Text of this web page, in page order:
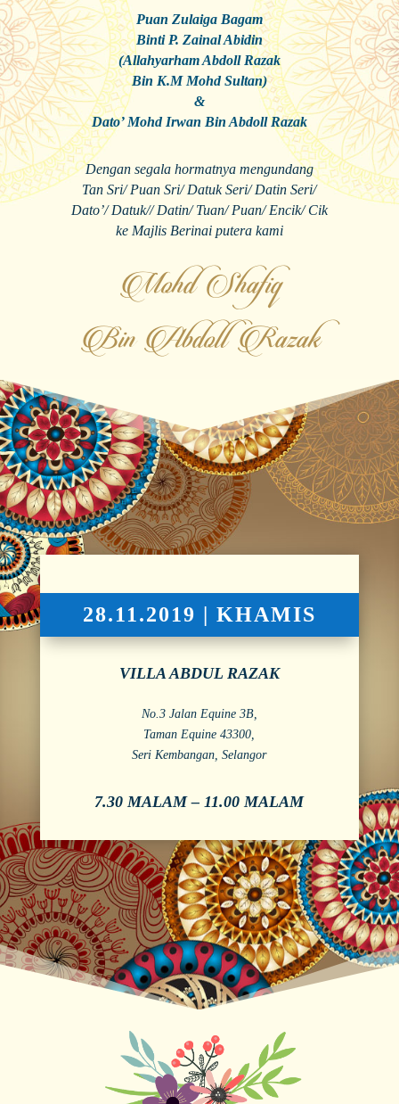
Puan Zulaiga Bagam
Binti P. Zainal Abidin
(Allahyarham Abdoll Razak
Bin K.M Mohd Sultan)
&
Dato’ Mohd Irwan Bin Abdoll Razak
Dengan segala hormatnya mengundang
Tan Sri/ Puan Sri/ Datuk Seri/ Datin Seri/
Dato’/ Datuk// Datin/ Tuan/ Puan/ Encik/ Cik
ke Majlis Berinai putera kami
Mohd Shafiq
Bin Abdoll Razak
28.11.2019 | KHAMIS
VILLA ABDUL RAZAK
No.3 Jalan Equine 3B,
Taman Equine 43300,
Seri Kembangan, Selangor
7.30 MALAM – 11.00 MALAM